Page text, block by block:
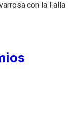
con la Falla